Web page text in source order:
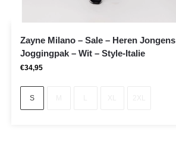
Zayne Milano – Sale – Heren Jongens
Joggingpak – Wit – Style-Italie
€34,95
S